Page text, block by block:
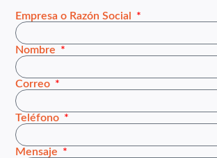
Empresa o Razón Social
Nombre
Correo
Teléfono
Mensaje